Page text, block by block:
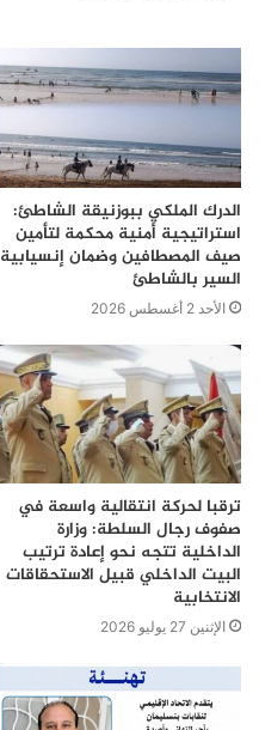
الدرك الملكي ببوزنيقة الشاطئ:
استراتيجية أمنية محكمة لتأمين
صيف المصطافين وضمان إنسيابية
السير بالشاطئ
الأحد 2 أغسطس 2026
ترقبا لحركة انتقالية واسعة في
صفوف رجال السلطة: وزارة
الداخلية تتجه نحو إعادة ترتيب
البيت الداخلي قبيل الاستحقاقات
الانتخابية
الإثنين 27 يوليو 2026